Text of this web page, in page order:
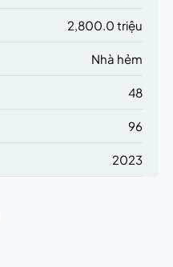
2,800.0 triệu
Nhà hẻm
48
96
2023